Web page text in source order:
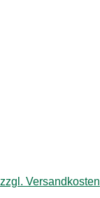
Versandkosten